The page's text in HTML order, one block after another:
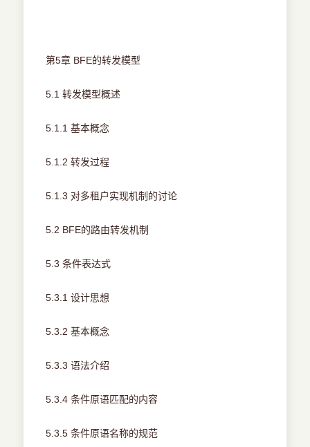
第5章 BFE的转发模型
5.1 转发模型概述
5.1.1 基本概念
5.1.2 转发过程
5.1.3 对多租户实现机制的讨论
5.2 BFE的路由转发机制
5.3 条件表达式
5.3.1 设计思想
5.3.2 基本概念
5.3.3 语法介绍
5.3.4 条件原语匹配的内容
5.3.5 条件原语名称的规范